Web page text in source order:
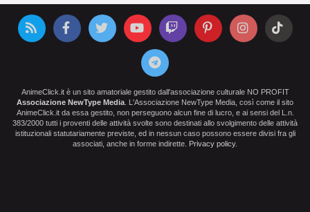
AnimeClick.it è un sito amatoriale gestito dall'associazione culturale NO PROFIT
Associazione NewType Media . L'Associazione NewType Media, così come il sito
AnimeClick.it da essa gestito, non perseguono alcun fine di lucro, e ai sensi del L.n.
383/2000 tutti i proventi delle attività svolte sono destinati allo svolgimento delle attività
istituzionali statutariamente previste, ed in nessun caso possono essere divisi fra gli
associati, anche in forme indirette. Privacy policy.